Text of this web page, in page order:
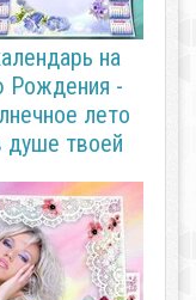
на
Рождения -
лето
душе твоей